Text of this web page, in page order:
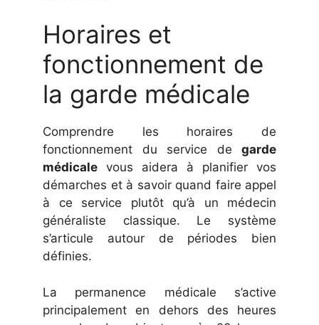
Horaires et
fonctionnement de
la garde médicale
Comprendre les horaires de
fonctionnement du service de garde
médicale vous aidera à planifier vos
démarches et à savoir quand faire appel
à ce service plutôt qu’à un médecin
généraliste classique. Le système
s’articule autour de périodes bien
définies.
La permanence médicale s’active
principalement en dehors des heures